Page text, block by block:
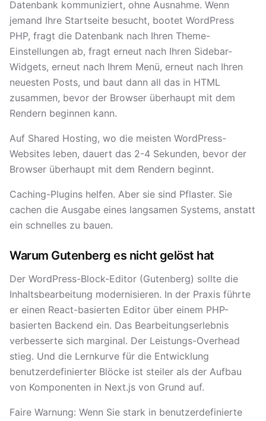
Datenbank kommuniziert, ohne Ausnahme. Wenn
jemand Ihre Startseite besucht, bootet WordPress
PHP, fragt die Datenbank nach Ihren Theme-
Einstellungen ab, fragt erneut nach Ihren Sidebar-
Widgets, erneut nach Ihrem Menü, erneut nach Ihren
neuesten Posts, und baut dann all das in HTML
zusammen, bevor der Browser überhaupt mit dem
Rendern beginnen kann.
Auf Shared Hosting, wo die meisten WordPress-
Websites leben, dauert das 2-4 Sekunden, bevor der
Browser überhaupt mit dem Rendern beginnt.
Caching-Plugins helfen. Aber sie sind Pflaster. Sie
cachen die Ausgabe eines langsamen Systems, anstatt
ein schnelles zu bauen.
Warum Gutenberg es nicht gelöst hat
Der WordPress-Block-Editor (Gutenberg) sollte die
Inhaltsbearbeitung modernisieren. In der Praxis führte
er einen React-basierten Editor über einem PHP-
basierten Backend ein. Das Bearbeitungserlebnis
verbesserte sich marginal. Der Leistungs-Overhead
stieg. Und die Lernkurve für die Entwicklung
benutzerdefinierter Blöcke ist steiler als der Aufbau
von Komponenten in Next.js von Grund auf.
Faire Warnung: Wenn Sie stark in benutzerdefinierte